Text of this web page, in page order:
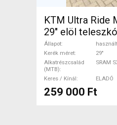
KTM Ultra Ride
29" elöl
SX Eagle
Állapot
használt
Kerék méret
29"
Alkatrészcsalád
(MTB)
SRAM
Keres / Kínál ELADÓ
259 000 Ft